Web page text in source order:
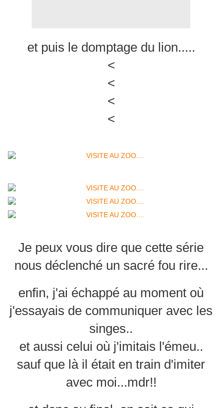
et puis le domptage du lion.....
<
<
<
<
Je peux vous dire que cette série
nous déclenché un sacré fou rire...
enfin, j'ai échappé au moment où
j'essayais de communiquer avec les
singes..
et aussi celui où j'imitais l'émeu..
sauf que là il était en train d'imiter
avec moi...mdr!!